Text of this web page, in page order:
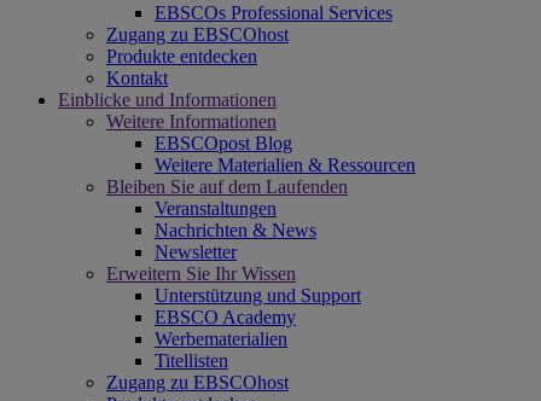
EBSCOs Professional Services
Zugang zu EBSCOhost
Produkte entdecken
Kontakt
Einblicke und Informationen
Weitere Informationen
EBSCOpost Blog
Weitere Materialien & Ressourcen
Bleiben Sie auf dem Laufenden
Veranstaltungen
Nachrichten & News
Newsletter
Erweitern Sie Ihr Wissen
Unterstützung und Support
EBSCO Academy
Werbematerialien
Titellisten
Zugang zu EBSCOhost